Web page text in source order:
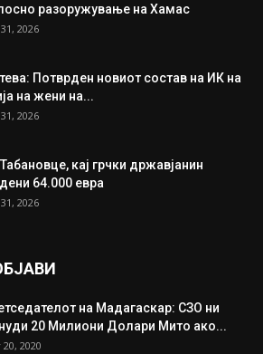
разоружување на Хамас
2026
Потврден новиот состав на ИК на
на жени на...
2026
кај грчки државјанин
64.000 евра
2026
на Мадагаскар: СЗО ни
20 Милиони Долари Мито ако...
20, 2020